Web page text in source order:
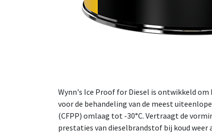
Wynn's Ice Proof for Diesel is ontwikkeld
voor de behandeling van de meest
(CFPP) omlaag tot -30°C. Vertraagt de
prestaties van dieselbrandstof bij koud